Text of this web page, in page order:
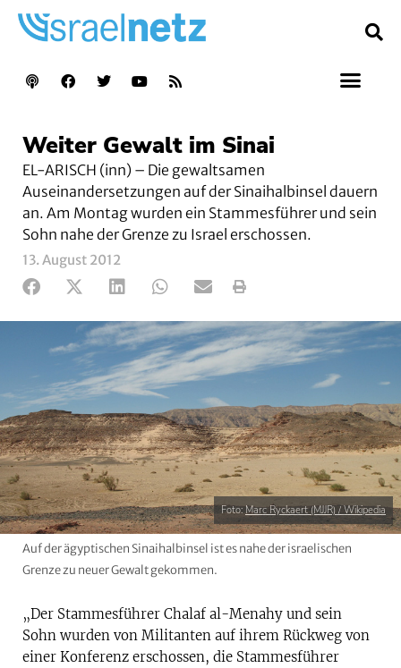
Weiter Gewalt im Sinai
EL-ARISCH (inn) – Die gewaltsamen
Auseinandersetzungen auf der Sinaihalbinsel dauern
an. Am Montag wurden ein Stammesführer und sein
Sohn nahe der Grenze zu Israel erschossen.
13. August 2012
Foto:Marc Ryckaert (MJJR) / Wikipedia
Auf der ägyptischen Sinaihalbinsel ist es nahe der israelischen
Grenze zu neuer Gewalt gekommen.
„Der Stammesführer Chalaf al-Menahy und sein
Sohn wurden von Militanten auf ihrem Rückweg von
einer Konferenz erschossen, die Stammesführer